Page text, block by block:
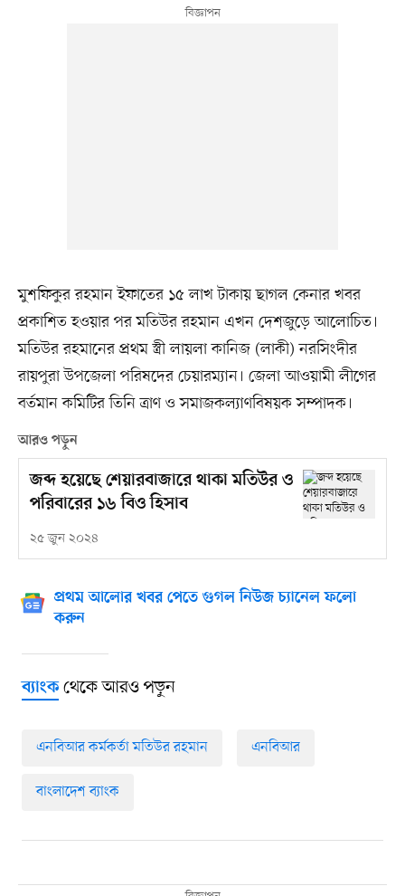
মুশফিকুর রহমান ইফাতের ১৫ লাখ টাকায় ছাগল কেনার খবর
প্রকাশিত হওয়ার পর মতিউর রহমান এখন দেশজুড়ে আলোচিত।
মতিউর রহমানের প্রথম স্ত্রী লায়লা কানিজ (লাকী) নরসিংদীর
রায়পুরা উপজেলা পরিষদের চেয়ারম্যান। জেলা আওয়ামী লীগের
বর্তমান কমিটির তিনি ত্রাণ ও সমাজকল্যাণবিষয়ক সম্পাদক।
আরও পড়ুন
জব্দ হয়েছে শেয়ারবাজারে থাকা মতিউর ও
পরিবারের ১৬ বিও হিসাব
২৫ জুন ২০২৪
প্রথম আলোর খবর পেতে গুগল নিউজ চ্যানেল ফলো
করুন
ব্যাংকথেকে আরও পড়ুন
এনবিআর কর্মকর্তা মতিউর রহমান এনবিআর
বাংলাদেশ ব্যাংক